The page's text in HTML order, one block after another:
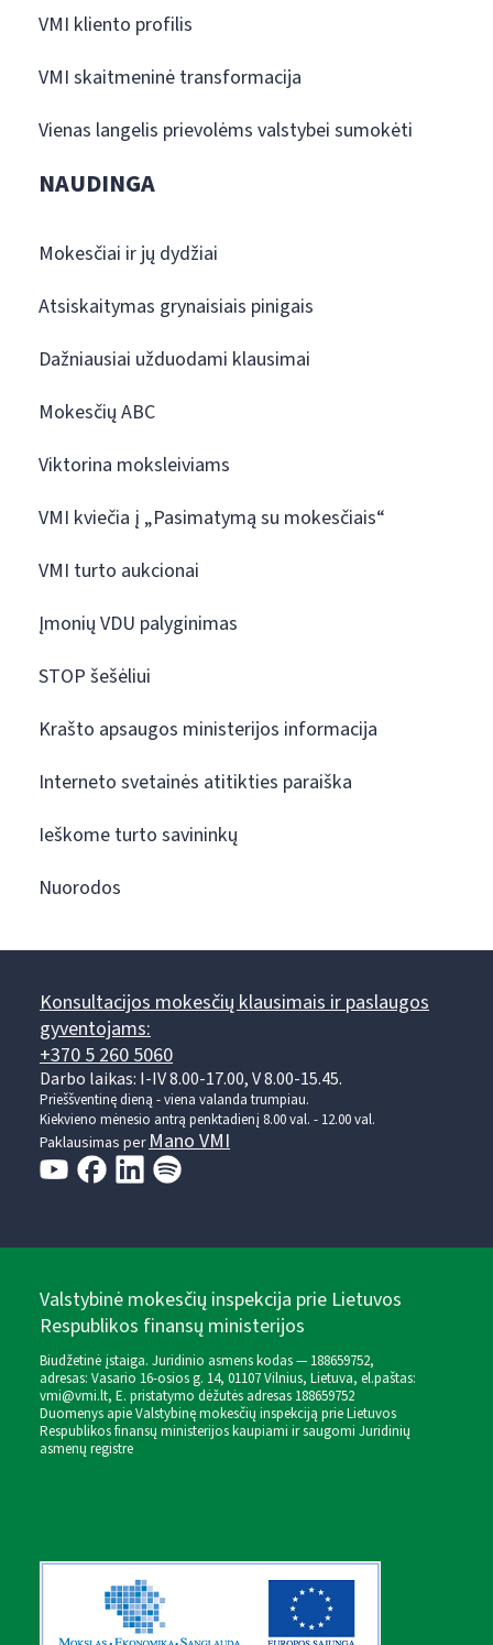
VMI kliento profilis
VMI skaitmeninė transformacija
Vienas langelis prievolėms valstybei sumokėti
NAUDINGA
Mokesčiai ir jų dydžiai
Atsiskaitymas grynaisiais pinigais
Dažniausiai užduodami klausimai
Mokesčių ABC
Viktorina moksleiviams
VMI kviečia į „Pasimatymą su mokesčiais“
VMI turto aukcionai
Įmonių VDU palyginimas
STOP šešėliui
Krašto apsaugos ministerijos informacija
Interneto svetainės atitikties paraiška
Ieškome turto savininkų
Nuorodos
Konsultacijos mokesčių klausimais ir paslaugos
gyventojams:
+370 5 260 5060
Darbo laikas: I-IV 8.00-17.00, V 8.00-15.45.
Prieššventinę dieną - viena valanda trumpiau.
Kiekvieno mėnesio antrą penktadienį 8.00 val. - 12.00 val.
Paklausimas perMano VMI
Valstybinė mokesčių inspekcija prie Lietuvos
Respublikos finansų ministerijos
Biudžetinė įstaiga. Juridinio asmens kodas — 188659752,
adresas: Vasario 16-osios g. 14, 01107 Vilnius, Lietuva, el.paštas:
vmi@vmi.lt, E. pristatymo dėžutės adresas 188659752
Duomenys apie Valstybinę mokesčių inspekciją prie Lietuvos
Respublikos finansų ministerijos kaupiami ir saugomi Juridinių
asmenų registre